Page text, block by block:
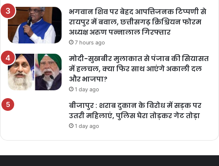
भगवान शिव पर बेहद आपत्तिजनक टिप्पणी से
रायपुर में बवाल, छत्तीसगढ़ क्रिश्चियन फोरम
अध्यक्ष अरुण पन्नालाल गिरफ्तार
7 hours ago
मोदी-सुखबीर मुलाकात से पंजाब की सियासत
में हलचल, क्या फिर साथ आएंगे अकाली दल
और भाजपा?
1 day ago
बीजापुर : शराब दुकान के विरोध में सड़क पर
उतरी महिलाएं, पुलिस घेरा तोड़कर गेट तोड़ा
1 day ago